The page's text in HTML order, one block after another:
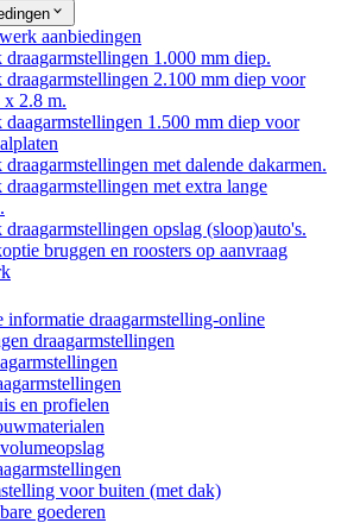
aanbiedingen
1.000 mm diep.
draagarmstellingen 2.100 mm diep voor
x 2.8 m.
daagarmstellingen 1.500 mm diep voor
met dalende dakarmen.
met extra lange
opslag (sloop)auto's.
bruggen en roosters op aanvraag
informatie draagarmstelling-online
draagarmstellingen
en profielen
voor buiten (met dak)
goederen